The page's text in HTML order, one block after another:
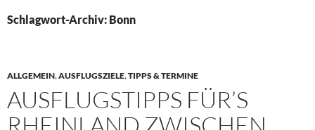
Schlagwort-Archiv: Bonn
ALLGEMEIN,AUSFLUGSZIELE,TIPPS & TERMINE
AUSFLUGSTIPPS FÜR’S